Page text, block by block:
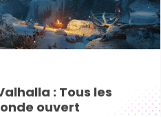
: Tous les
ouvert